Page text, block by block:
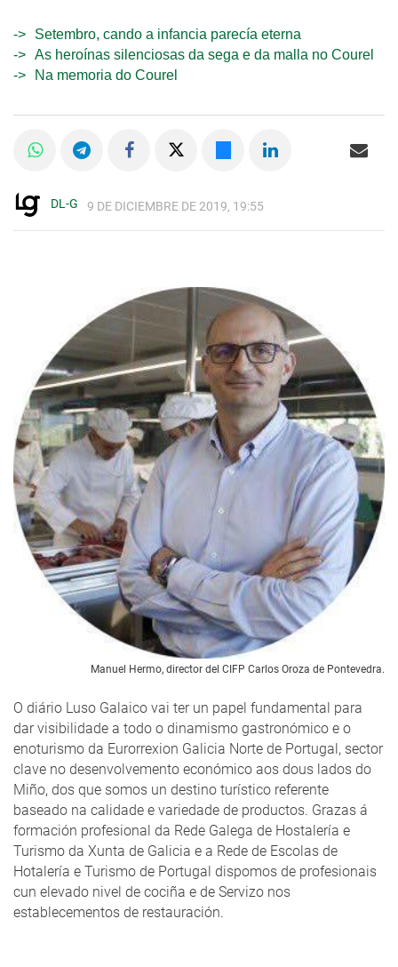
Setembro, cando a infancia parecía eterna
As heroínas silenciosas da sega e da malla no Courel
Na memoria do Courel
DL-G 9 DE DICIEMBRE DE 2019, 19:55
Manuel Hermo, director del CIFP Carlos Oroza de Pontevedra.
O diário Luso Galaico vai ter un papel fundamental para
dar visibilidade a todo o dinamismo gastronómico e o
enoturismo da Eurorrexion Galicia Norte de Portugal, sector
clave no desenvolvemento económico aos dous lados do
Miño, dos que somos un destino turístico referente
baseado na calidade e variedade de productos. Grazas á
formación profesional da Rede Galega de Hostalería e
Turismo da Xunta de Galicia e a Rede de Escolas de
Hotalería e Turismo de Portugal dispomos de profesionais
cun elevado nivel de cociña e de Servizo nos
establecementos de restauración.